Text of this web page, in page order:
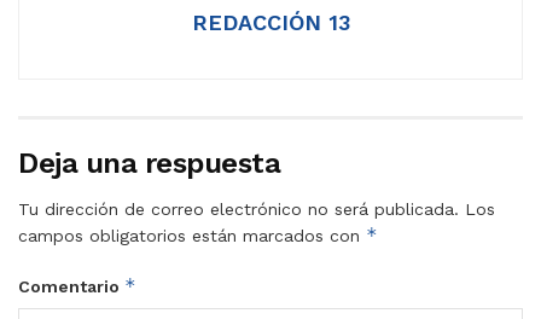
REDACCIÓN 13
Deja una respuesta
Tu dirección de correo electrónico no será publicada. Los
campos obligatorios están marcados con *
Comentario *